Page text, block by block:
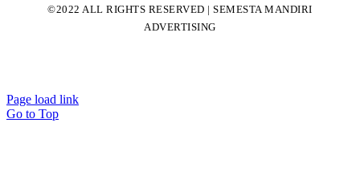
©2022 ALL RIGHTS RESERVED | SEMESTA MANDIRI
ADVERTISING
Page load link
Go to Top